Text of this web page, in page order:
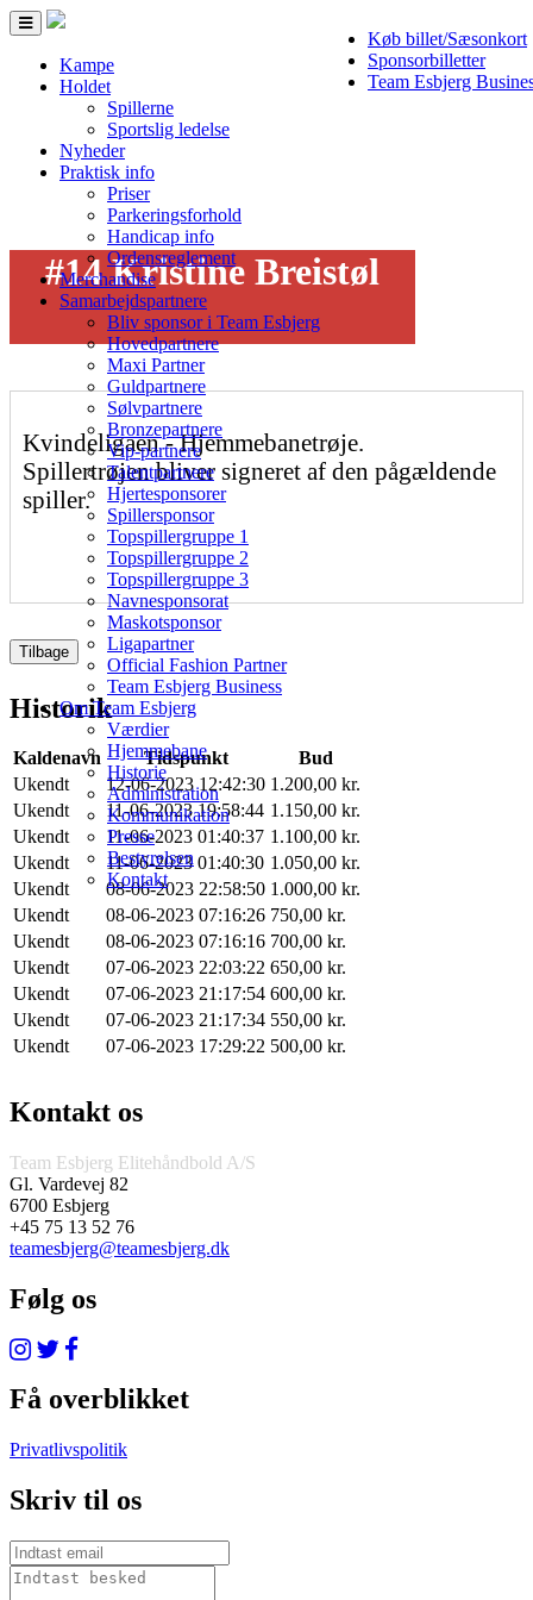
Køb billet/Sæsonkort
Sponsorbilletter
Team Esbjerg
Toggle
navigation
Kampe
Holdet
Spillerne
Sportslig ledelse
Nyheder
Praktisk info
Priser
Parkeringsforhold
Handicap info
Ordensreglement
Merchandise
Samarbejdspartnere
Bliv sponsor i Team Esbjerg
Hovedpartnere
Maxi Partner
Guldpartnere
Sølvpartnere
Bronzepartnere
Vip-partnere
Talentpartnere
Hjertesponsorer
Spillersponsor
Topspillergruppe 1
Topspillergruppe 2
Topspillergruppe 3
Navnesponsorat
Maskotsponsor
Ligapartner
Official Fashion Partner
Team Esbjerg Business
Om Team Esbjerg
Værdier
Hjemmebane
Historie
Administration
Kommunikation
Presse
Bestyrelsen
Kontakt
#14 Kristine Breistøl
Kvindeligaen - Hjemmebanetrøje.
Spillertrøjen bliver signeret af den pågældende
spiller.
Tilbage
Historik
Kaldenavn Tidspunkt
Bud
Ukendt
12-06-2023 12:42:30 1.200,00 kr.
Ukendt
11-06-2023 19:58:44 1.150,00 kr.
Ukendt
11-06-2023 01:40:37 1.100,00 kr.
Ukendt
11-06-2023 01:40:30 1.050,00 kr.
Ukendt
08-06-2023 22:58:50 1.000,00 kr.
Ukendt
08-06-2023 07:16:26 750,00 kr.
Ukendt
08-06-2023 07:16:16 700,00 kr.
Ukendt
07-06-2023 22:03:22 650,00 kr.
Ukendt
07-06-2023 21:17:54 600,00 kr.
Ukendt
07-06-2023 21:17:34 550,00 kr.
Ukendt
07-06-2023 17:29:22 500,00 kr.
Kontakt os
Team Esbjerg Elitehåndbold A/S
Gl. Vardevej 82
6700 Esbjerg
+45 75 13 52 76
teamesbjerg@teamesbjerg.dk
Følg os
Få overblikket
Privatlivspolitik
Skriv til os